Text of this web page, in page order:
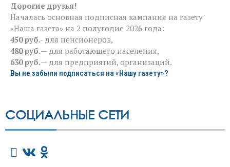
Дорогие друзья!
Началась основная подписная кампания на газету
«Наша газета» на 2 полугодие 2026 года:
450 руб.- для пенсионеров,
480 руб.— для работающего населения,
630 руб.— для предприятий, организаций.
Вы не забыли подписаться на «Нашу газету»?
СОЦИАЛЬНЫЕ СЕТИ